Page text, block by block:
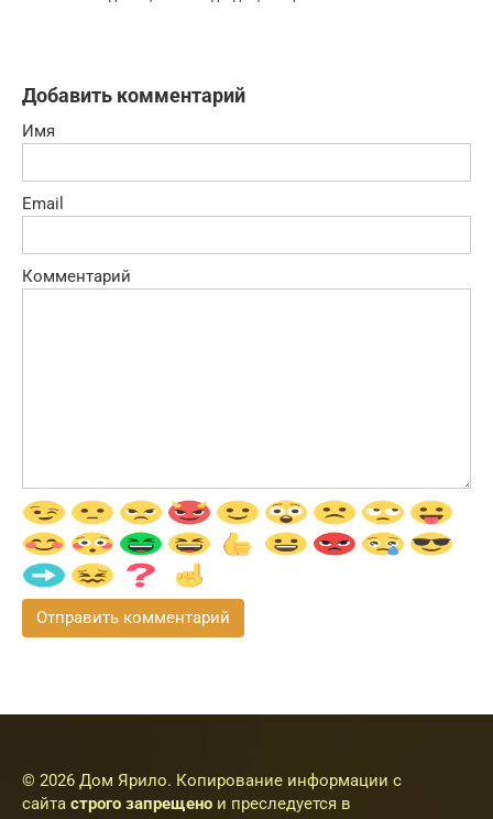
Добавить комментарий
Имя
Email
Комментарий
© 2026 Дом Ярило. Копирование информации с
сайта строго запрещено и преследуется в